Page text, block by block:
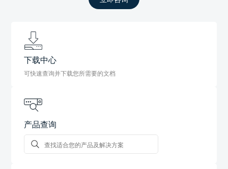
下载中心
可快速查询并下载您所需要的文档
产品查询